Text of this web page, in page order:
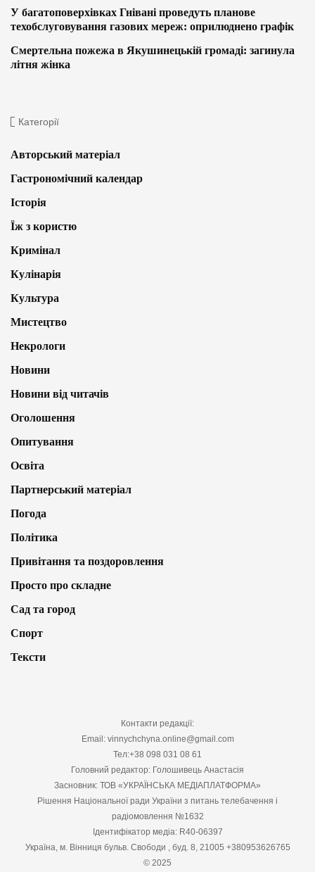
У багатоповерхівках Гнівані проведуть планове
техобслуговування газових мереж: оприлюднено графік
Смертельна пожежа в Якушинецькій громаді: загинула
літня жінка
Категорії
Авторський матеріал
Гастрономічний календар
Історія
Їж з користю
Кримінал
Кулінарія
Культура
Мистецтво
Некрологи
Новини
Новини від читачів
Оголошення
Опитування
Освіта
Партнерський матеріал
Погода
Політика
Привітання та поздоровлення
Просто про складне
Сад та город
Спорт
Тексти
Контакти редакції:
Email: vinnychchyna.online@gmail.com
Тел:+38 098 031 08 61
Головний редактор: Голошивець Анастасія
Засновник: ТОВ «УКРАЇНСЬКА МЕДІАПЛАТФОРМА»
Рішення Національної ради України з питань телебачення і
радіомовлення №1632
Ідентифікатор медіа: R40-06397
Україна, м. Вінниця бульв. Свободи , буд. 8, 21005 +380953626765
© 2025